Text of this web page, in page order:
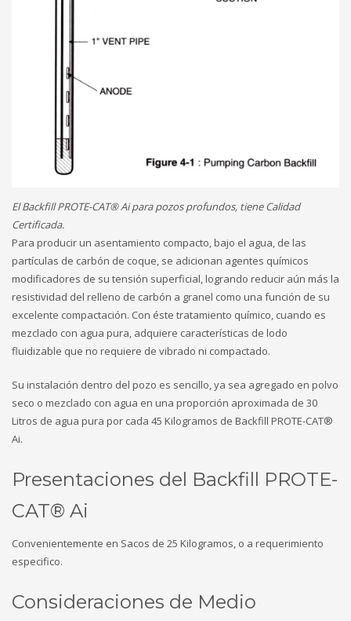
El Backfill PROTE-CAT® Ai para pozos profundos, tiene Calidad
Certificada.
Para producir un asentamiento compacto, bajo el agua, de las
partículas de carbón de coque, se adicionan agentes químicos
modificadores de su tensión superficial, logrando reducir aún más la
resistividad del relleno de carbón a granel como una función de su
excelente compactación. Con éste tratamiento químico, cuando es
mezclado con agua pura, adquiere características de lodo
fluidizable que no requiere de vibrado ni compactado.
Su instalación dentro del pozo es sencillo, ya sea agregado en polvo
seco o mezclado con agua en una proporción aproximada de 30
Litros de agua pura por cada 45 Kilogramos de Backfill PROTE-CAT®
Ai.
Presentaciones del Backfill PROTE-
CAT® Ai
Convenientemente en Sacos de 25 Kilogramos, o a requerimiento
especifico.
Consideraciones de Medio